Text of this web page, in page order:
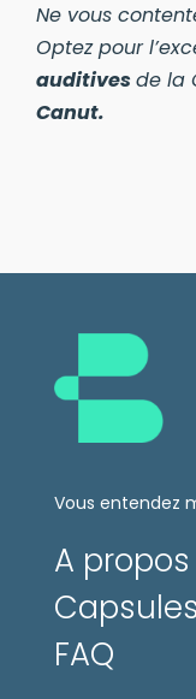
Ne vous
Optez pour
auditivesde la
Canut.
Vous entendez
A propos
FAQ